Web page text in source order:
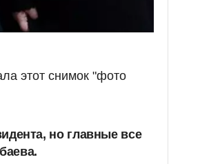
этот снимок "фото
но главные все